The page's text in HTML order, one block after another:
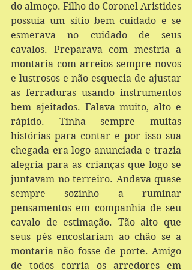
do almoço. Filho do Coronel Aristides
possuía um sítio bem cuidado e se
esmerava no cuidado de seus
cavalos. Preparava com mestria a
montaria com arreios sempre novos
e lustrosos e não esquecia de ajustar
as ferraduras usando instrumentos
bem ajeitados. Falava muito, alto e
rápido. Tinha sempre muitas
histórias para contar e por isso sua
chegada era logo anunciada e trazia
alegria para as crianças que logo se
juntavam no terreiro. Andava quase
sempre sozinho a ruminar
pensamentos em companhia de seu
cavalo de estimação. Tão alto que
seus pés encostariam ao chão se a
montaria não fosse de porte. Amigo
de todos corria os arredores em